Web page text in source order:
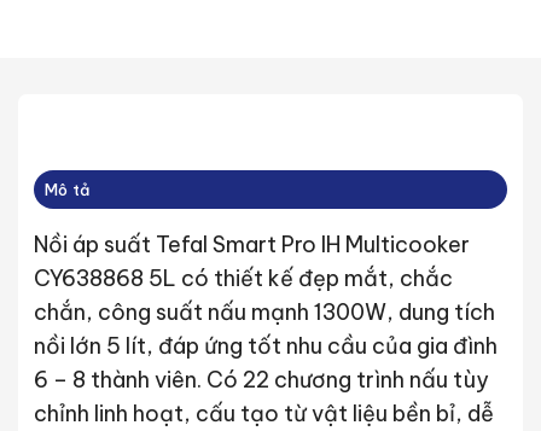
Mô tả
Nồi áp suất Tefal Smart Pro IH Multicooker
CY638868 5L có thiết kế đẹp mắt, chắc
chắn, công suất nấu mạnh 1300W, dung tích
nồi lớn 5 lít, đáp ứng tốt nhu cầu của gia đình
6 – 8 thành viên. Có 22 chương trình nấu tùy
chỉnh linh hoạt, cấu tạo từ vật liệu bền bỉ, dễ